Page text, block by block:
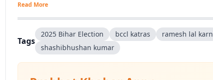
Read More
Tags
2025 Bihar Election bccl katras ramesh lal karn
shashibhushan kumar